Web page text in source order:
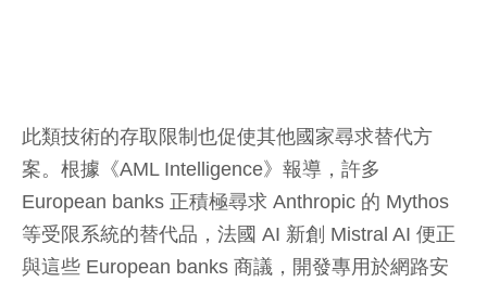
此類技術的存取限制也促使其他國家尋求替代方
案。根據《AML Intelligence》報導，許多
European banks 正積極尋求 Anthropic 的 Mythos
等受限系統的替代品，法國 AI 新創 Mistral AI 便正
與這些 European banks 商議，開發專用於網路安